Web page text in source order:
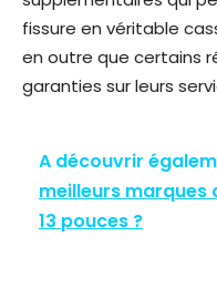
fissure en véritable
en outre que certains
garanties sur leurs
A découvrir
meilleurs
13 pouces ?